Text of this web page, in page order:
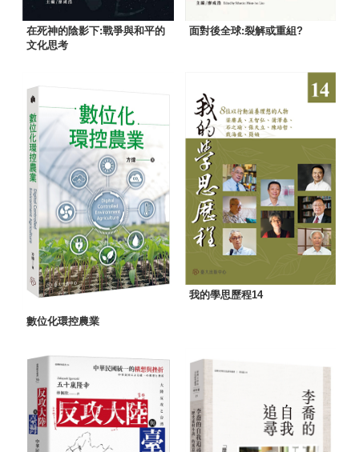
在死神的陰影下:戰爭與和平的
文化思考
面對後全球:裂解或重組?
數位化環控農業
我的學思歷程14